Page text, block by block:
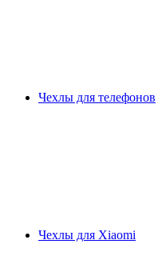
Чехлы для телефонов
Чехлы для Xiaomi